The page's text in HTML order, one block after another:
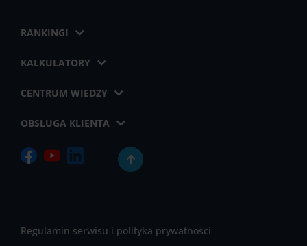
RANKINGI
KALKULATORY
CENTRUM WIEDZY
OBSŁUGA KLIENTA
Regulamin serwisu i polityka prywatności